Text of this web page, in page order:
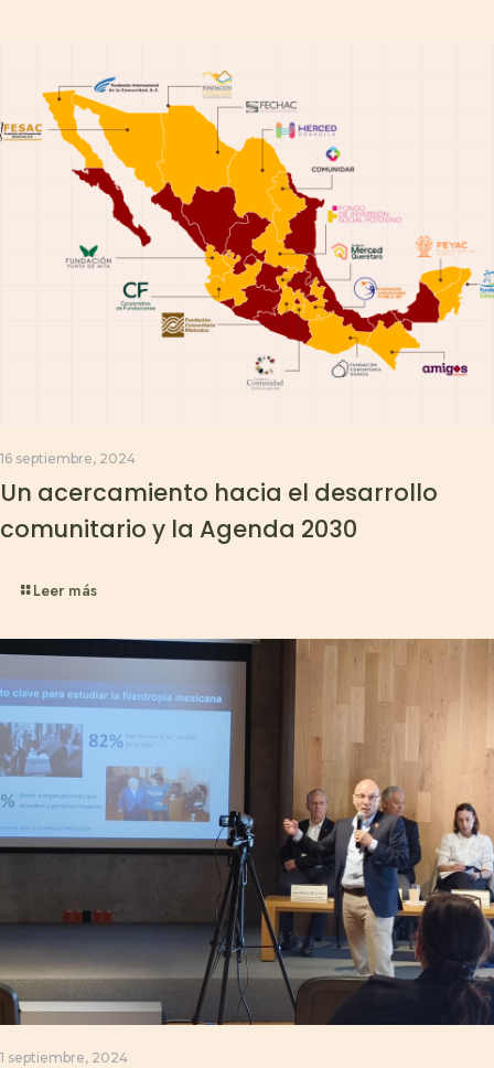
16 septiembre, 2024
Un acercamiento hacia el desarrollo
comunitario y la Agenda 2030
Leer más
1 septiembre, 2024